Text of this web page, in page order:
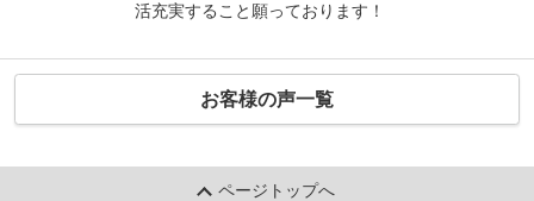
活充実すること願っております！
お客様の声一覧
ページトップへ